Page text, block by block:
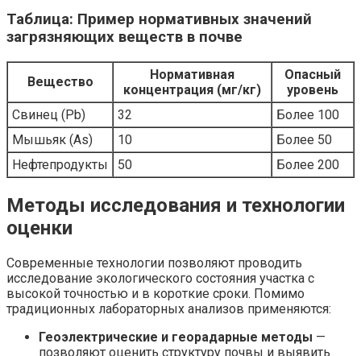
Таблица: Пример нормативных значений
загрязняющих веществ в почве
Вещество
Нормативная
концентрация (мг/кг)
Опасный
уровень
Свинец (Pb)
32
Более 100
Мышьяк (As)
10
Более 50
Нефтепродукты
50 Более 200
Методы исследования и технологии
оценки
Современные технологии позволяют проводить
исследование экологического состояния участка с
высокой точностью и в короткие сроки. Помимо
традиционных лабораторных анализов применяются:
Геоэлектрические и георадарные методы —
позволяют оценить структуру почвы и выявить